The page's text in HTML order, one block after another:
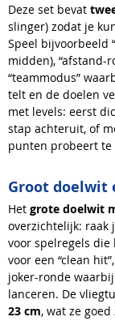
Deze set bevat
slinger) zodat je
Speel bijvoorbeeld
midden), “afstand-
“teammodus”
telt en de doelen
met levels: eerst
stap achteruit, of
punten probeert te
Groot
Het grote doelwit
overzichtelijk: raak
voor spelregels
voor een “clean
joker-ronde
lanceren. De
23 cm, wat ze